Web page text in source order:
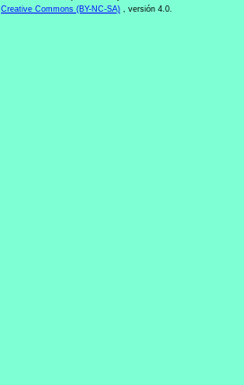
Creative Commons (BY-NC-SA) , versión 4.0.